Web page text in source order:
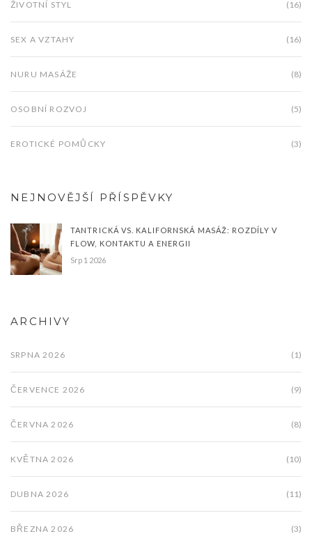
ŽIVOTNÍ STYL (16)
SEX A VZTAHY (16)
NURU MASÁŽE (8)
OSOBNÍ ROZVOJ (5)
EROTICKÉ POMŮCKY (3)
NEJNOVĚJŠÍ PŘÍSPĚVKY
TANTRICKÁ VS. KALIFORNSKÁ MASÁŽ: ROZDÍLY V
FLOW, KONTAKTU A ENERGII
Srp 1 2026
ARCHIVY
SRPNA 2026 (1)
ČERVENCE 2026 (9)
ČERVNA 2026 (8)
KVĚTNA 2026 (10)
DUBNA 2026 (11)
BŘEZNA 2026 (3)